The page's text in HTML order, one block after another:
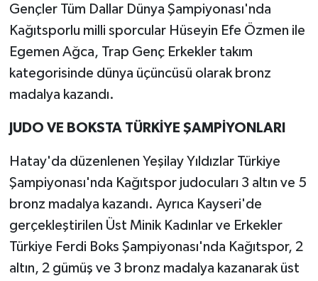
Gençler Tüm Dallar Dünya Şampiyonası'nda
Kağıtsporlu milli sporcular Hüseyin Efe Özmen ile
Egemen Ağca, Trap Genç Erkekler takım
kategorisinde dünya üçüncüsü olarak bronz
madalya kazandı.
JUDO VE BOKSTA TÜRKİYE ŞAMPİYONLARI
Hatay'da düzenlenen Yeşilay Yıldızlar Türkiye
Şampiyonası'nda Kağıtspor judocuları 3 altın ve 5
bronz madalya kazandı. Ayrıca Kayseri'de
gerçekleştirilen Üst Minik Kadınlar ve Erkekler
Türkiye Ferdi Boks Şampiyonası'nda Kağıtspor, 2
altın, 2 gümüş ve 3 bronz madalya kazanarak üst